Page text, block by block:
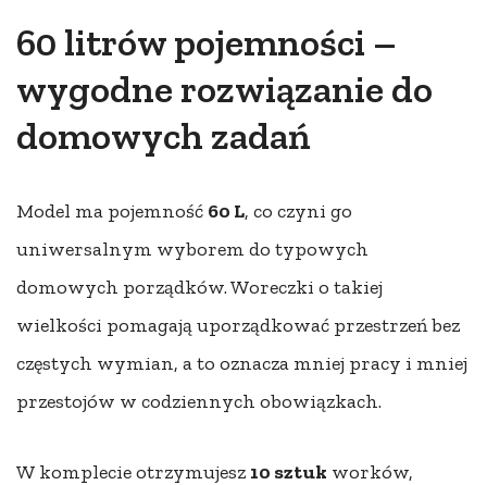
60 litrów pojemności –
wygodne rozwiązanie do
domowych zadań
Model ma pojemność 60 L, co czyni go
uniwersalnym wyborem do typowych
domowych porządków. Woreczki o takiej
wielkości pomagają uporządkować przestrzeń bez
częstych wymian, a to oznacza mniej pracy i mniej
przestojów w codziennych obowiązkach.
W komplecie otrzymujesz 10 sztuk worków,